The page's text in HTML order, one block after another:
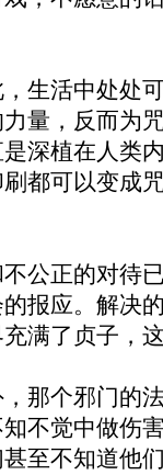
生活中处处
量，反而为
深植在人类
都可以变成
公正的对待
报应。解决
满了贞子，
那个邪门的
不觉中做伤
至不知道他